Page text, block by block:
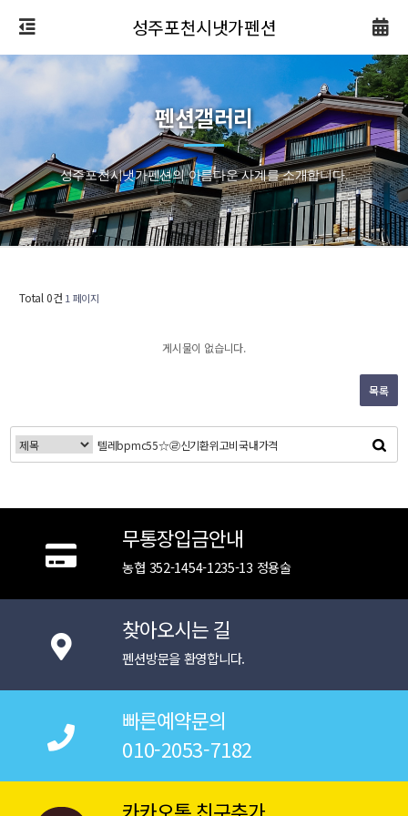
성주포천시냇가펜션
펜션갤러리
성주포천시냇가펜션의 아름다운 사계를 소개합니다.
Total 0건 1 페이지
게시물이 없습니다.
목록
무통장입금안내
농협 352-1454-1235-13 정용술
찾아오시는 길
펜션방문을 환영합니다.
빠른예약문의
010-2053-7182